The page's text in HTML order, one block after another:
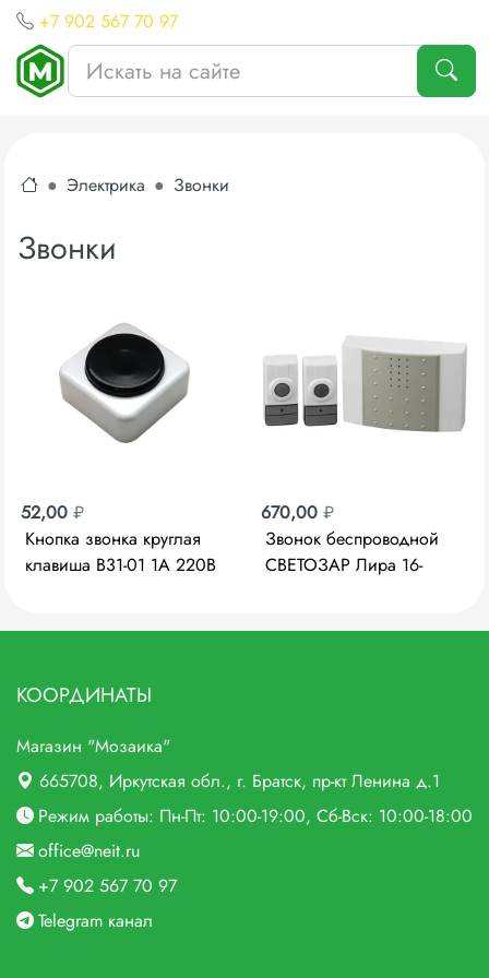
+7 902 567 70 97
Электрика Звонки
Звонки
52,00 ₽
Кнопка звонка круглая
клавиша B31-01 1A 220В
670,00 ₽
Звонок беспроводной
СВЕТОЗАР Лира 16-
КООРДИНАТЫ
Магазин "Мозаика"
665708, Иркутская обл., г. Братск, пр-кт Ленина д.1
Режим работы: Пн-Пт: 10:00-19:00, Сб-Вск: 10:00-18:00
office@neit.ru
+7 902 567 70 97
Telegram канал